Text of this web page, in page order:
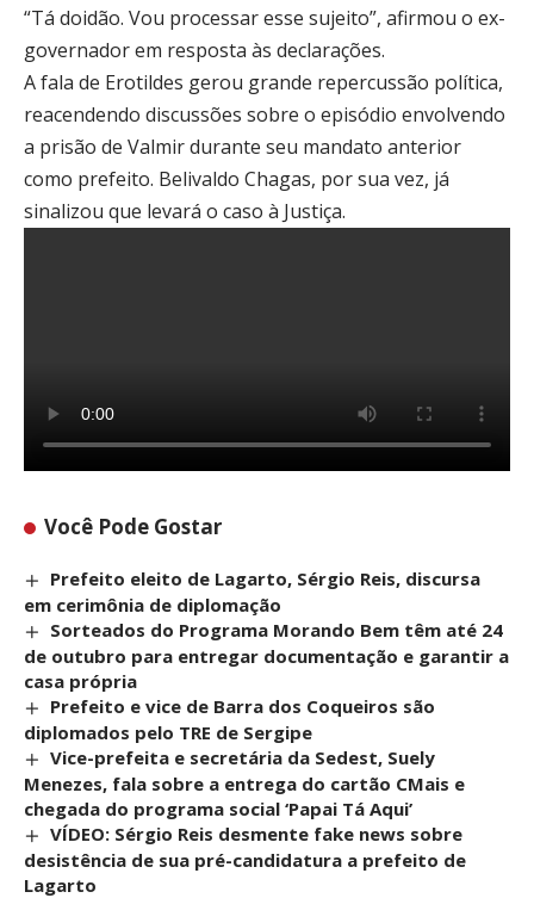
“Tá doidão. Vou processar esse sujeito”, afirmou o ex-
governador em resposta às declarações.
A fala de Erotildes gerou grande repercussão política,
reacendendo discussões sobre o episódio envolvendo
a prisão de Valmir durante seu mandato anterior
como prefeito. Belivaldo Chagas, por sua vez, já
sinalizou que levará o caso à Justiça.
Você Pode Gostar
Prefeito eleito de Lagarto, Sérgio Reis, discursa
em cerimônia de diplomação
Sorteados do Programa Morando Bem têm até 24
de outubro para entregar documentação e garantir a
casa própria
Prefeito e vice de Barra dos Coqueiros são
diplomados pelo TRE de Sergipe
Vice-prefeita e secretária da Sedest, Suely
Menezes, fala sobre a entrega do cartão CMais e
chegada do programa social ‘Papai Tá Aqui’
VÍDEO: Sérgio Reis desmente fake news sobre
desistência de sua pré-candidatura a prefeito de
Lagarto